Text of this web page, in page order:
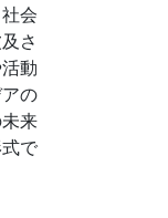
会
さ
動
の
来
で